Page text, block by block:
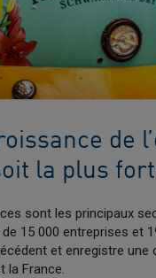
de
la plus
sont les principaux
15 000 entreprises et
et enregistre
la France.